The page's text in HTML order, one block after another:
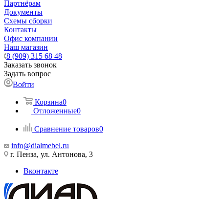
Партнёрам
Документы
Схемы сборки
Контакты
Офис компании
Наш магазин
8 (909) 315 68 48
Заказать звонок
Задать вопрос
Войти
Корзина0
Отложенные0
Сравнение товаров0
info@dialmebel.ru
г. Пенза, ул. Антонова, 3
Вконтакте